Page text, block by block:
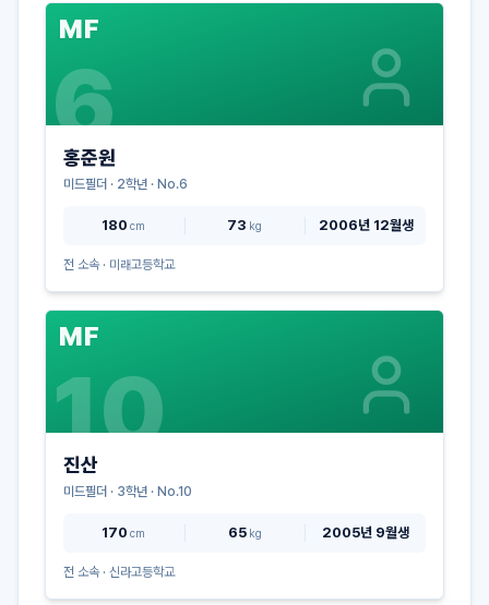
MF
6
홍준원
미드필더 · 2학년 · No.6
180 cm 73 kg 2006년 12월생
전 소속 · 미래고등학교
MF
10
진산
미드필더 · 3학년 · No.10
170 cm 65 kg 2005년 9월생
전 소속 · 신라고등학교